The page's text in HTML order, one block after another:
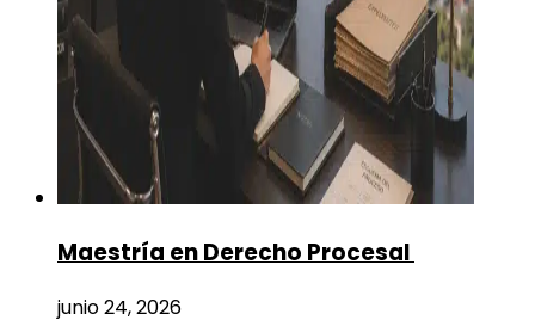
Maestría en Derecho Procesal
junio 24, 2026